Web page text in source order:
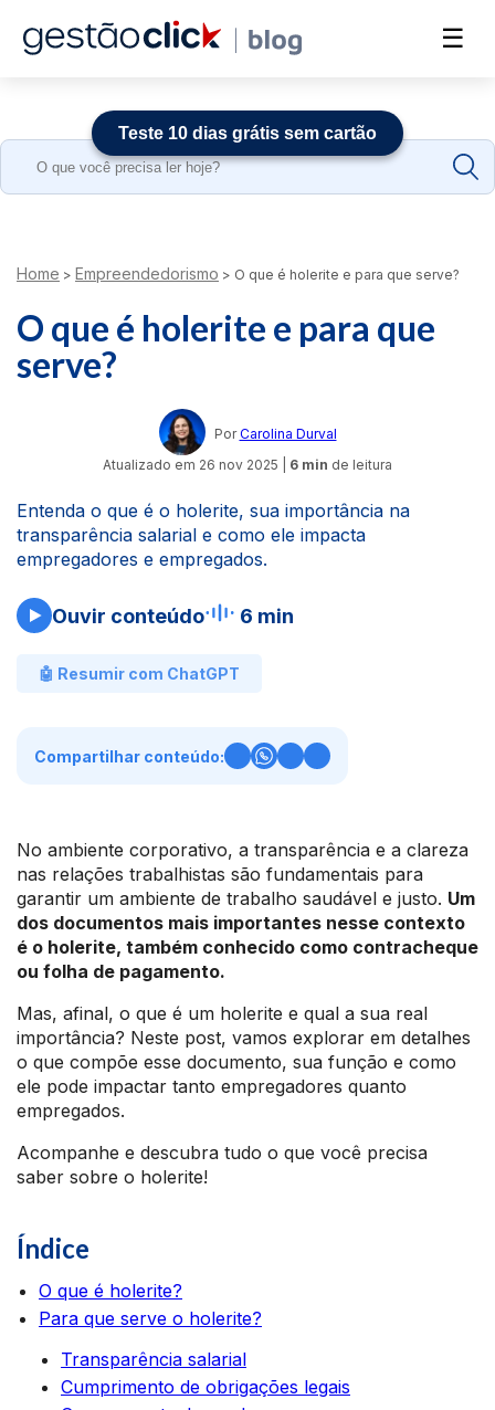
☰
Search
Home > Empreendedorismo > O que é holerite e para que serve?
O que é holerite e para que
serve?
Por Carolina Durval
Atualizado em 26 nov 2025 6 min de leitura
Entenda o que é o holerite, sua importância na
transparência salarial e como ele impacta
empregadores e empregados.
Ouvir conteúdo 6 min
🤖 Resumir com ChatGPT
Compartilhar conteúdo:
No ambiente corporativo, a transparência e a clareza
nas relações trabalhistas são fundamentais para
garantir um ambiente de trabalho saudável e justo. Um
dos documentos mais importantes nesse contexto
é o holerite, também conhecido como contracheque
ou folha de pagamento.
Mas, afinal, o que é um holerite e qual a sua real
importância? Neste post, vamos explorar em detalhes
o que compõe esse documento, sua função e como
ele pode impactar tanto empregadores quanto
empregados.
Acompanhe e descubra tudo o que você precisa
saber sobre o holerite!
Índice
O que é holerite?
Para que serve o holerite?
Transparência salarial
Cumprimento de obrigações legais
Teste 10 dias grátis sem cartão